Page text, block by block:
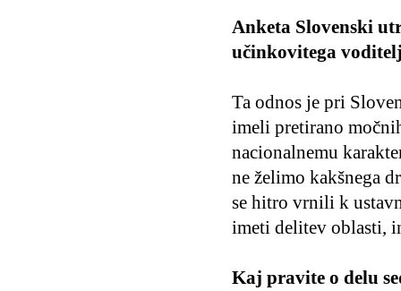
Anketa Slovenski
učinkovitega
Ta odnos je pri
imeli pretirano
nacionalnemu
ne želimo kakšnega
se hitro vrnili k
imeti delitev oblasti,
Kaj pravite o delu